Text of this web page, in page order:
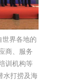
界各地的
商、服务
训机构等
水打捞及海